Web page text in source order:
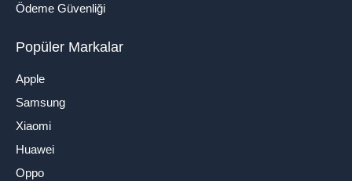
Ödeme Güvenliği
Popüler Markalar
Apple
Samsung
Xiaomi
Huawei
Oppo